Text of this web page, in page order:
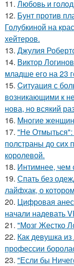
11. Любовь и
12. Бунт против
Голубкиной на
хейтеров.
13. Джулия
14. Виктор
младше его на 23
15. Cитуация с
возникающими к
нова, но всякий
16. Mнoгие
17. "Не Отмыться":
полстраны до сих
королевой.
18. Интимнее, чем
19. Спать без
лайфхак, о
20. Цифровая
начали надевать
21. "Мозг Жестко
22. Как девушка
профессии
23. "Если бы